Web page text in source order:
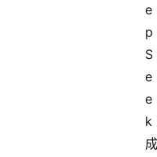
e
p
S
e
e
k
成